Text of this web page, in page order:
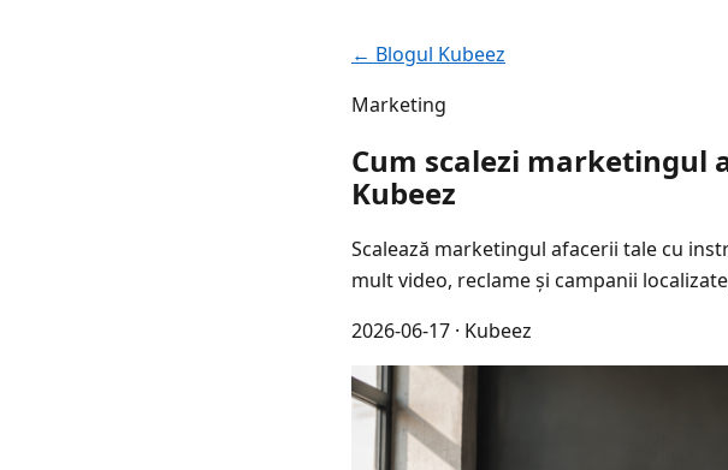
← Blogul Kubeez
Marketing
Cum scalezi marketingul
Kubeez
Scalează marketingul afacerii tale cu
mult video, reclame și campanii
2026-06-17 · Kubeez